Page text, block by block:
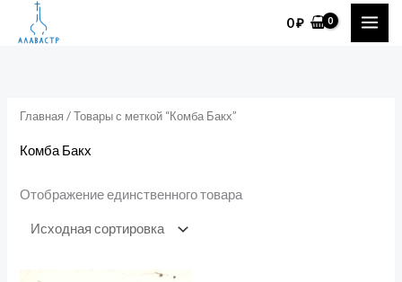
Перейти
0₽
Главная / Товары с меткой “Комба Бакх”
Комба Бакх
Отображение единственного товара